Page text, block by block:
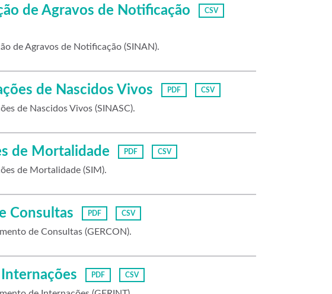
de Agravos de Notificação CSV
de Agravos de Notificação (SINAN).
de Nascidos Vivos PDF CSV
de Nascidos Vivos (SINASC).
de Mortalidade PDF CSV
de Mortalidade (SIM).
Consultas PDF CSV
de Consultas (GERCON).
PDF CSV